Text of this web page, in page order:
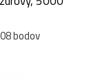
bodov